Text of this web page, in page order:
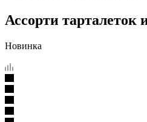
Ассорти тарталеток
Новинка